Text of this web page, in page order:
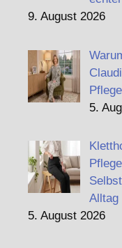
9. August 2026
5.
Alltag
5. August 2026